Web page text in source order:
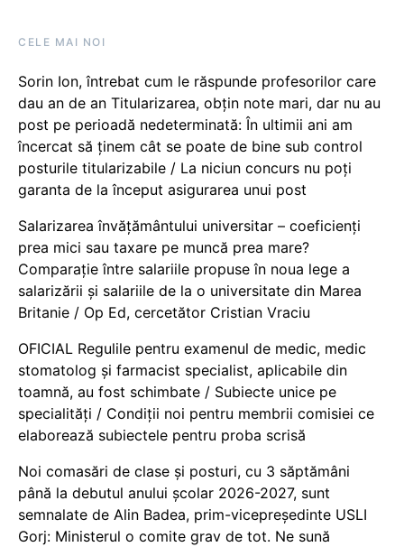
CELE MAI NOI
Sorin Ion, întrebat cum le răspunde profesorilor care
dau an de an Titularizarea, obțin note mari, dar nu au
post pe perioadă nedeterminată: În ultimii ani am
încercat să ținem cât se poate de bine sub control
posturile titularizabile / La niciun concurs nu poți
garanta de la început asigurarea unui post
Salarizarea învățământului universitar – coeficienți
prea mici sau taxare pe muncă prea mare?
Comparație între salariile propuse în noua lege a
salarizării și salariile de la o universitate din Marea
Britanie / Op Ed, cercetător Cristian Vraciu
OFICIAL Regulile pentru examenul de medic, medic
stomatolog și farmacist specialist, aplicabile din
toamnă, au fost schimbate / Subiecte unice pe
specialități / Condiții noi pentru membrii comisiei ce
elaborează subiectele pentru proba scrisă
Noi comasări de clase și posturi, cu 3 săptămâni
până la debutul anului școlar 2026-2027, sunt
semnalate de Alin Badea, prim-vicepreședinte USLI
Gorj: Ministerul o comite grav de tot. Ne sună